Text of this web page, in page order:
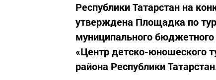
Республики Татарстан на
утверждена Площадка по
муниципального
«Центр детско-юношеского
района Республики